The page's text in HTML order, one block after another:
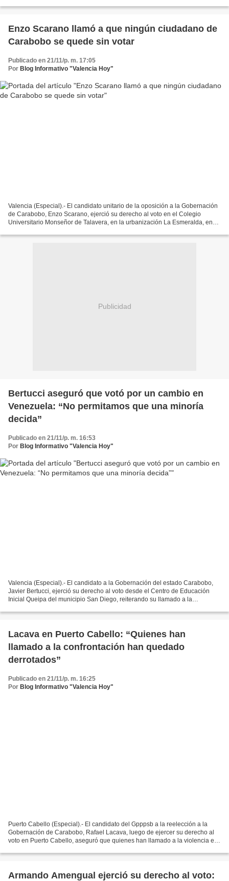
Enzo Scarano llamó a que ningún ciudadano de
Carabobo se quede sin votar
Publicado en 21/11/p. m. 17:05
Por Blog Informativo "Valencia Hoy"
Valencia (Especial).- El candidato unitario de la oposición a la Gobernación
de Carabobo, Enzo Scarano, ejerció su derecho al voto en el Colegio
Universitario Monseñor de Talavera, en la urbanización La Esmeralda, en
Publicidad
Bertucci aseguró que votó por un cambio en
Venezuela: “No permitamos que una minoría
decida”
Publicado en 21/11/p. m. 16:53
Por Blog Informativo "Valencia Hoy"
Valencia (Especial).- El candidato a la Gobernación del estado Carabobo,
Javier Bertucci, ejerció su derecho al voto desde el Centro de Educación
Inicial Queipa del municipio San Diego, reiterando su llamado a la
Lacava en Puerto Cabello: “Quienes han
llamado a la confrontación han quedado
derrotados”
Publicado en 21/11/p. m. 16:25
Por Blog Informativo "Valencia Hoy"
Puerto Cabello (Especial).- El candidato del Gpppsb a la reelección a la
Gobernación de Carabobo, Rafael Lacava, luego de ejercer su derecho al
voto en Puerto Cabello, aseguró que quienes han llamado a la violencia en
Armando Amengual ejerció su derecho al voto: